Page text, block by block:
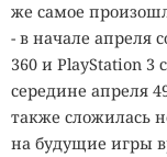
же самое
- в начале апреля
360 и PlayStation 3
середине апреля
также сложилась
на будущие игры